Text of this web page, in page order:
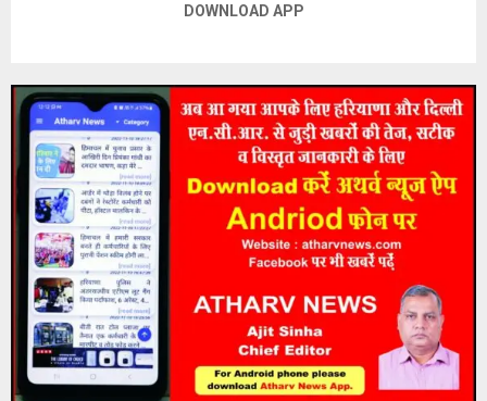
DOWNLOAD APP